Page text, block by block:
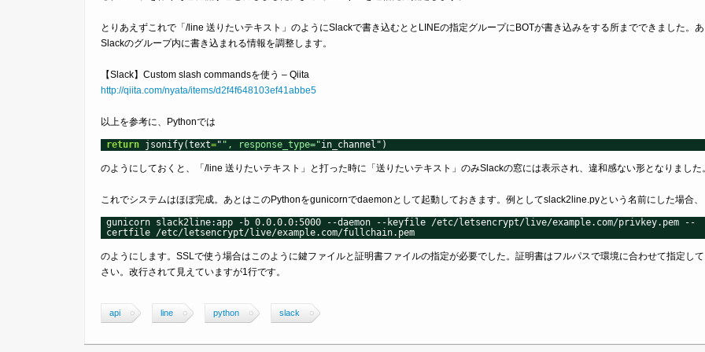
とりあえずこれで「/line 送りたいテキスト」のようにSlackで書き込むととLINEの指定グループにBOTが書き込みをする所までできました。
Slackのグループ内に書き込まれる情報を調整します。
【Slack】Custom slash commandsを使う – Qiita
http://qiita.com/nyata/items/d2f4f648103ef41abbe5
以上を参考に、Pythonでは
return jsonify(text=" ", response_type="in_channel")
のようにしておくと、「/line 送りたいテキスト」と打った時に「送りたいテキスト」のみSlackの窓には表示され、違和感ない形となりました。
これでシステムはほぼ完成。あとはこのPythonをgunicornでdaemonとして起動しておきます。例としてslack2line.pyという名前にした場合、
gunicorn slack2line:app -b 0.0.0.0:5000 --daemon --keyfile /etc/letsencrypt/live/example.com/privkey.pem --
certfile /etc/letsencrypt/live/example.com/fullchain.pem
のようにします。SSLで使う場合はこのように鍵ファイルと証明書ファイルの指定が必要でした。証明書はフルパスで環境に合わせて指定し
さい。改行されて見えていますが1行です。
api line python slack